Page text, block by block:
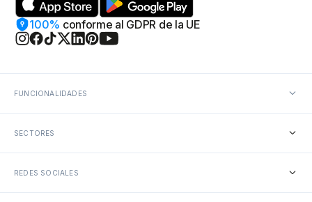
100% conforme al GDPR de la UE
FUNCIONALIDADES
Análisis de redes sociales
Programador de redes sociales
Conversaciones en redes sociales
Herramientas de IA
SECTORES
Agencias
Alimentación y bebidas
REDES SOCIALES